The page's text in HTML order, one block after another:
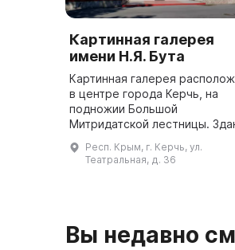
Картинная галерея
имени Н.Я. Бута
Картинная галерея
в центре города Керчь, на
подножии Большой
Митридатской лестницы.
половине XIX века в
классическом стиле. В 1985
Респ. Крым, г. Керчь, ул.
Театральная, д. 36
Вы недавно